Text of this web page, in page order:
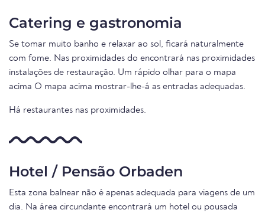
Catering e gastronomia
Se tomar muito banho e relaxar ao sol, ficará naturalmente
com fome. Nas proximidades do encontrará nas proximidades
instalações de restauração. Um rápido olhar para o mapa
acima O mapa acima mostrar-lhe-á as entradas adequadas.
Há restaurantes nas proximidades.
Hotel / Pensão Orbaden
Esta zona balnear não é apenas adequada para viagens de um
dia. Na área circundante encontrará um hotel ou pousada